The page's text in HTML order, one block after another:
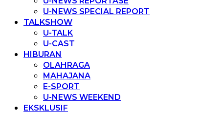
U-NEWS SPECIAL REPORT
TALKSHOW
U-TALK
U-CAST
HIBURAN
OLAHRAGA
MAHAJANA
E-SPORT
U-NEWS WEEKEND
EKSKLUSIF